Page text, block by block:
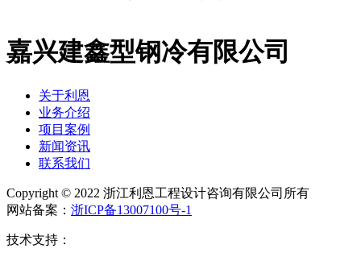
嘉兴建鑫型钢冷有限公司
关于利恩
业务介绍
项目案例
新闻资讯
联系我们
Copyright © 2022 浙江利恩工程设计咨询有限公司所有
网站备案： 浙ICP备13007100号-1
技术支持：